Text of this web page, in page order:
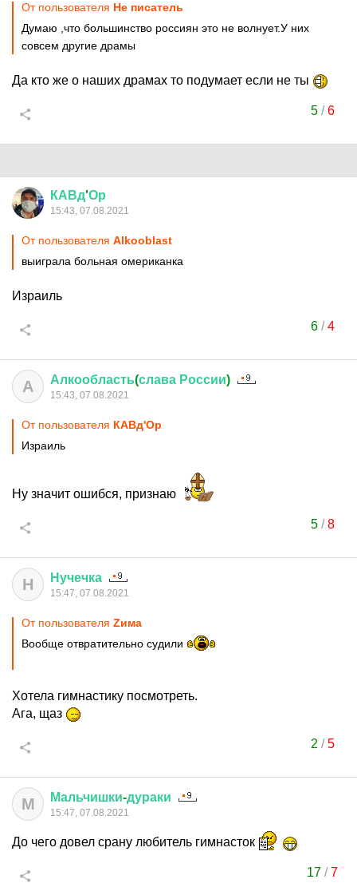
От пользователя Не писатель
Думаю ,что большинство россиян это не волнует.У них
совсем другие драмы
Да кто же о наших драмах то подумает если не ты
5/6
КАВд'Ор
15:43, 07.08.2021
От пользователя Alkooblast
выиграла больная омериканка
Израиль
6/4
А Алкообласть(слава России)
15:43, 07.08.2021
От пользователя КАВд'Ор
Израиль
Ну значит ошибся, признаю
5/8
Н Нучечка
15:47, 07.08.2021
От пользователя Zима
Вообще отвратительно судили
Хотела гимнастику посмотреть.
Ага, щаз
2 /5
М Мальчишки-дураки
15:47, 07.08.2021
До чего довел срану любитель гимнасток
17 /7